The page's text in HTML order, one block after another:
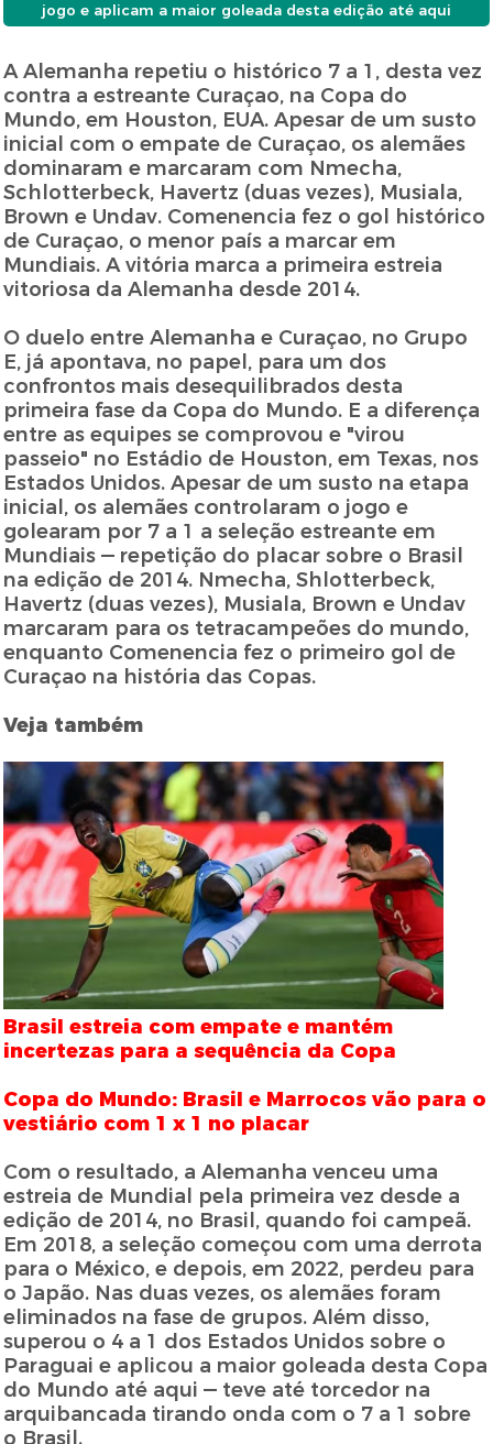
jogo e aplicam a maior goleada desta edição até aqui
A Alemanha repetiu o histórico 7 a 1, desta vez
contra a estreante Curaçao, na Copa do
Mundo, em Houston, EUA. Apesar de um susto
inicial com o empate de Curaçao, os alemães
dominaram e marcaram com Nmecha,
Schlotterbeck, Havertz (duas vezes), Musiala,
Brown e Undav. Comenencia fez o gol histórico
de Curaçao, o menor país a marcar em
Mundiais. A vitória marca a primeira estreia
vitoriosa da Alemanha desde 2014.
O duelo entre Alemanha e Curaçao, no Grupo
E, já apontava, no papel, para um dos
confrontos mais desequilibrados desta
primeira fase da Copa do Mundo. E a diferença
entre as equipes se comprovou e "virou
passeio" no Estádio de Houston, em Texas, nos
Estados Unidos. Apesar de um susto na etapa
inicial, os alemães controlaram o jogo e
golearam por 7 a 1 a seleção estreante em
Mundiais — repetição do placar sobre o Brasil
na edição de 2014. Nmecha, Shlotterbeck,
Havertz (duas vezes), Musiala, Brown e Undav
marcaram para os tetracampeões do mundo,
enquanto Comenencia fez o primeiro gol de
Curaçao na história das Copas.
Veja também
Brasil estreia com empate e mantém
incertezas para a sequência da Copa
Copa do Mundo: Brasil e Marrocos vão para o
vestiário com 1 x 1 no placar
Com o resultado, a Alemanha venceu uma
estreia de Mundial pela primeira vez desde a
edição de 2014, no Brasil, quando foi campeã.
Em 2018, a seleção começou com uma derrota
para o México, e depois, em 2022, perdeu para
o Japão. Nas duas vezes, os alemães foram
eliminados na fase de grupos. Além disso,
superou o 4 a 1 dos Estados Unidos sobre o
Paraguai e aplicou a maior goleada desta Copa
do Mundo até aqui — teve até torcedor na
arquibancada tirando onda com o 7 a 1 sobre
o Brasil.